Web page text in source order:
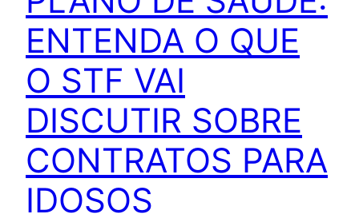
ENTENDA O QUE
O STF VAI
DISCUTIR SOBRE
CONTRATOS PARA
IDOSOS